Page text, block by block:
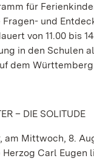
für
Fragen- und
von 11.00 bis
in den Schulen
dem
– DIE SOLITUDE
am Mittwoch, 8.
Carl Eugen